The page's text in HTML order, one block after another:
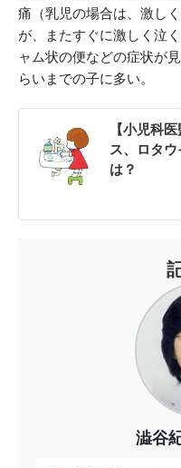
痛（乳児の場合は、激し
が、またすぐに激しく泣
ャム状の便などの症状が
らいまでの子に多い。
【小児科
ス、ロタ
は？
澁谷